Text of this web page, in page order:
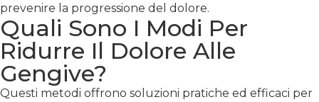
prevenire la progressione del dolore.
Quali Sono I Modi Per
Ridurre Il Dolore Alle
Gengive?
Questi metodi offrono soluzioni pratiche ed efficaci per